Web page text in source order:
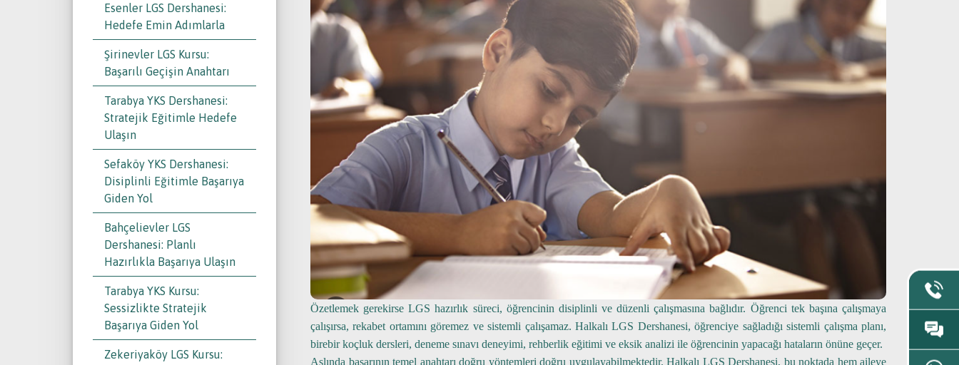
Esenler LGS Dershanesi:
Hedefe Emin Adımlarla
Şirinevler LGS Kursu:
Başarılı Geçişin Anahtarı
Tarabya YKS Dershanesi:
Stratejik Eğitimle Hedefe
Ulaşın
Sefaköy YKS Dershanesi:
Disiplinli Eğitimle Başarıya
Giden Yol
Bahçelievler LGS
Dershanesi: Planlı
Hazırlıkla Başarıya Ulaşın
Tarabya YKS Kursu:
Sessizlikte Stratejik
Başarıya Giden Yol
Zekeriyaköy LGS Kursu:
Özetlemek gerekirse LGS hazırlık süreci, öğrencinin disiplinli ve düzenli çalışmasına bağlıdır. Öğrenci tek başına çalışmaya
çalışırsa, rekabet ortamını göremez ve sistemli çalışamaz. Halkalı LGS Dershanesi, öğrenciye sağladığı sistemli çalışma planı,
birebir koçluk dersleri, deneme sınavı deneyimi, rehberlik eğitimi ve eksik analizi ile öğrencinin yapacağı hataların önüne geçer.
Aslında başarının temel anahtarı doğru yöntemleri doğru uygulayabilmektedir. Halkalı LGS Dershanesi, bu noktada hem aileye